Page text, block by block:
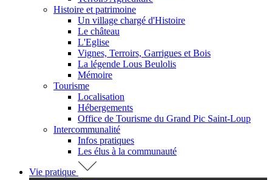
Histoire et patrimoine
Un village chargé d'Histoire
Le château
L'Eglise
Vignes, Terroirs, Garrigues et Bois
La légende Lous Beulolis
Mémoire
Tourisme
Localisation
Hébergements
Office de Tourisme du Grand Pic Saint-Loup
Intercommunalité
Infos pratiques
Les élus à la communauté
Vie pratique